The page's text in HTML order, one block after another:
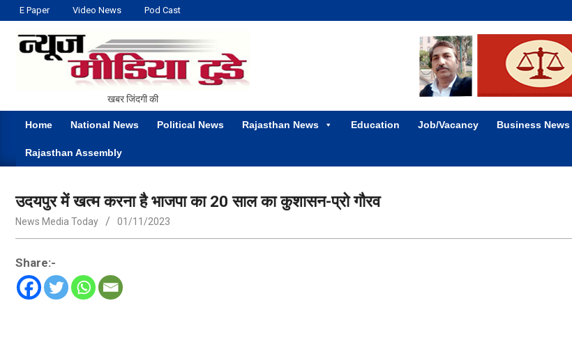
to
content
E Paper Video News Pod Cast
NEWS
MEDIA
TODAY
खबर जिंदगी की
Home National News Political News Rajasthan News Education Job/Vacancy Business News
Rajasthan Assembly
उदयपुर में खत्म करना है भाजपा का 20 साल का कुशासन-प्रो गौरव
News Media Today 01/11/2023
Share:-